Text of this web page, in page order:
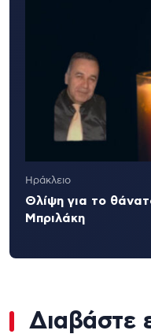
Ηράκλειο
Θλίψη για το
Μπριλάκη
Διαβάστε